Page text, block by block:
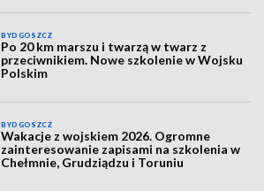
BYDGOSZCZ
Po 20 km marszu i twarzą w twarz z
przeciwnikiem. Nowe szkolenie w Wojsku
Polskim
BYDGOSZCZ
Wakacje z wojskiem 2026. Ogromne
zainteresowanie zapisami na szkolenia w
Chełmnie, Grudziądzu i Toruniu